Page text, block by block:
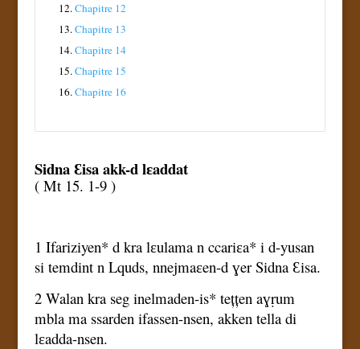
12.Chapitre 12
13.Chapitre 13
14.Chapitre 14
15.Chapitre 15
16.Chapitre 16
Sidna Ɛisa akk-d lɛaddat
( Mt 15. 1-9 )
1 Ifariziyen* d kra lɛulama n ccariɛa* i d-yusan
si temdint n Lquds, nnejmaɛen-d ɣer Sidna Ɛisa.
2 Walan kra seg inelmaden-is* tețțen aɣṛum
mbla ma ssarden ifassen-nsen, akken tella di
lɛadda-nsen.